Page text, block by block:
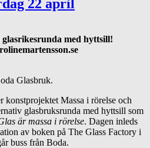
22 april
med hyttsill!
Glasbruk.
konstprojektet Massa i rörelse och
glasbruksrunda med hyttsill som
är massa i rörelse. Dagen inleds
av boken på The Glass Factory i
buss från Boda.